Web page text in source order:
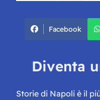
Facebook
Diventa
Storie di Napoli è il